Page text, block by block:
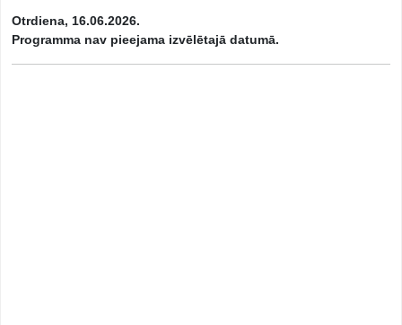
Otrdiena, 16.06.2026.
Programma nav pieejama izvēlētajā datumā.